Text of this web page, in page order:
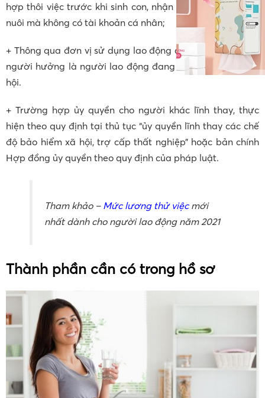
hợp thôi việc trước khi sinh con, nhận con, nhận nuôi con
nuôi mà không có tài khoản cá nhân;
+ Thông qua đơn vị sử dụng lao động đối với trường hợp
người hưởng là người lao động đang đóng bảo hiểm xã
hội.
+ Trường hợp ủy quyền cho người khác lĩnh thay, thực
hiện theo quy định tại thủ tục “ủy quyền lĩnh thay các chế
độ bảo hiểm xã hội, trợ cấp thất nghiệp” hoặc bản chính
Hợp đồng ủy quyền theo quy định của pháp luật.
Tham khảo – Mức lương thử việcmới
nhất dành cho người lao động năm 2021
Thành phần cần có trong hồ sơ